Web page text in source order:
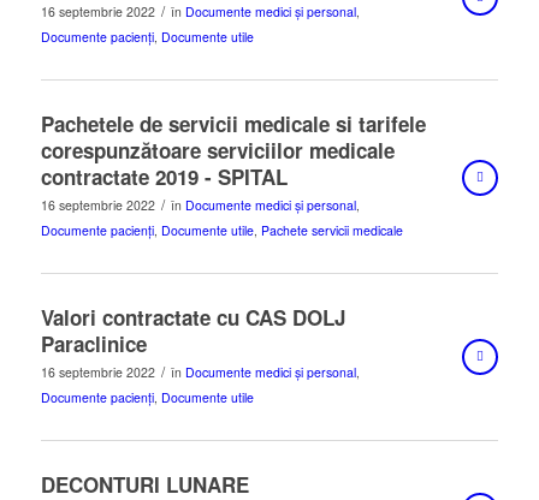
16 septembrie 2022 / în Documente medici și personal,
Documente pacienți, Documente utile
Pachetele de servicii medicale si tarifele
corespunzătoare serviciilor medicale
contractate 2019 - SPITAL
16 septembrie 2022 / în Documente medici și personal,
Documente pacienți, Documente utile, Pachete servicii medicale
Valori contractate cu CAS DOLJ
Paraclinice
16 septembrie 2022 / în Documente medici și personal,
Documente pacienți, Documente utile
DECONTURI LUNARE